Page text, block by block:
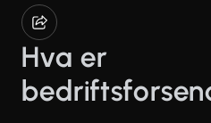
Hva er